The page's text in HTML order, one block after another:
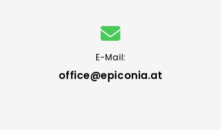
E-Mail:
office@epiconia.at